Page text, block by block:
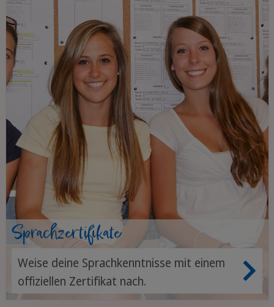
Sprachzertifikate
Weise deine Sprachkenntnisse mit einem
offiziellen Zertifikat nach.